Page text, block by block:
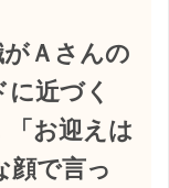
Ａさんの
近づく
「お迎えは
顔で言っ